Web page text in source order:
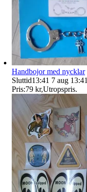
Handbojor med nycklar
Sluttid13:41 7 aug 13:41
Pris:79 kr,Utropspris.